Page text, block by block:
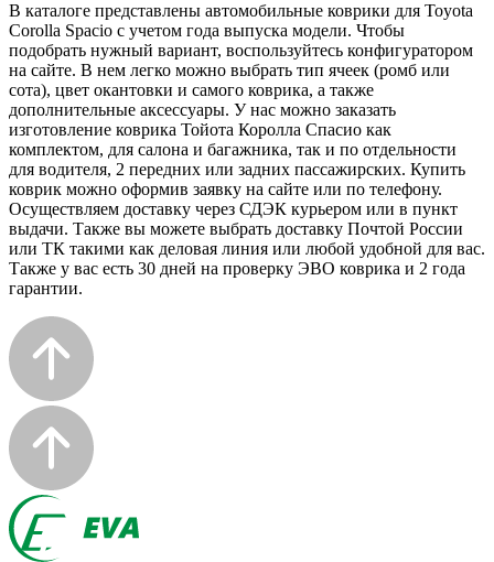
В каталоге представлены автомобильные коврики для Toyota
Corolla Spacio с учетом года выпуска модели. Чтобы
подобрать нужный вариант, воспользуйтесь конфигуратором
на сайте. В нем легко можно выбрать тип ячеек (ромб или
сота), цвет окантовки и самого коврика, а также
дополнительные аксессуары. У нас можно заказать
изготовление коврика Тойота Королла Спасио как
комплектом, для салона и багажника, так и по отдельности
для водителя, 2 передних или задних пассажирских. Купить
коврик можно оформив заявку на сайте или по телефону.
Осуществляем доставку через СДЭК курьером или в пункт
выдачи. Также вы можете выбрать доставку Почтой России
или ТК такими как деловая линия или любой удобной для вас.
Также у вас есть 30 дней на проверку ЭВО коврика и 2 года
гарантии.